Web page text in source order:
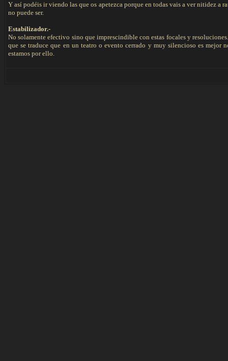
Y así podéis ir viendo las que os apetezca porque en todas vais a ver nitidez a
no puede ser.
Estabilizador.-
No solamente efectivo sino que imprescindible con estas focales y
que se traduce que en un teatro o evento cerrado y muy silencioso es mejor
estamos por ello.